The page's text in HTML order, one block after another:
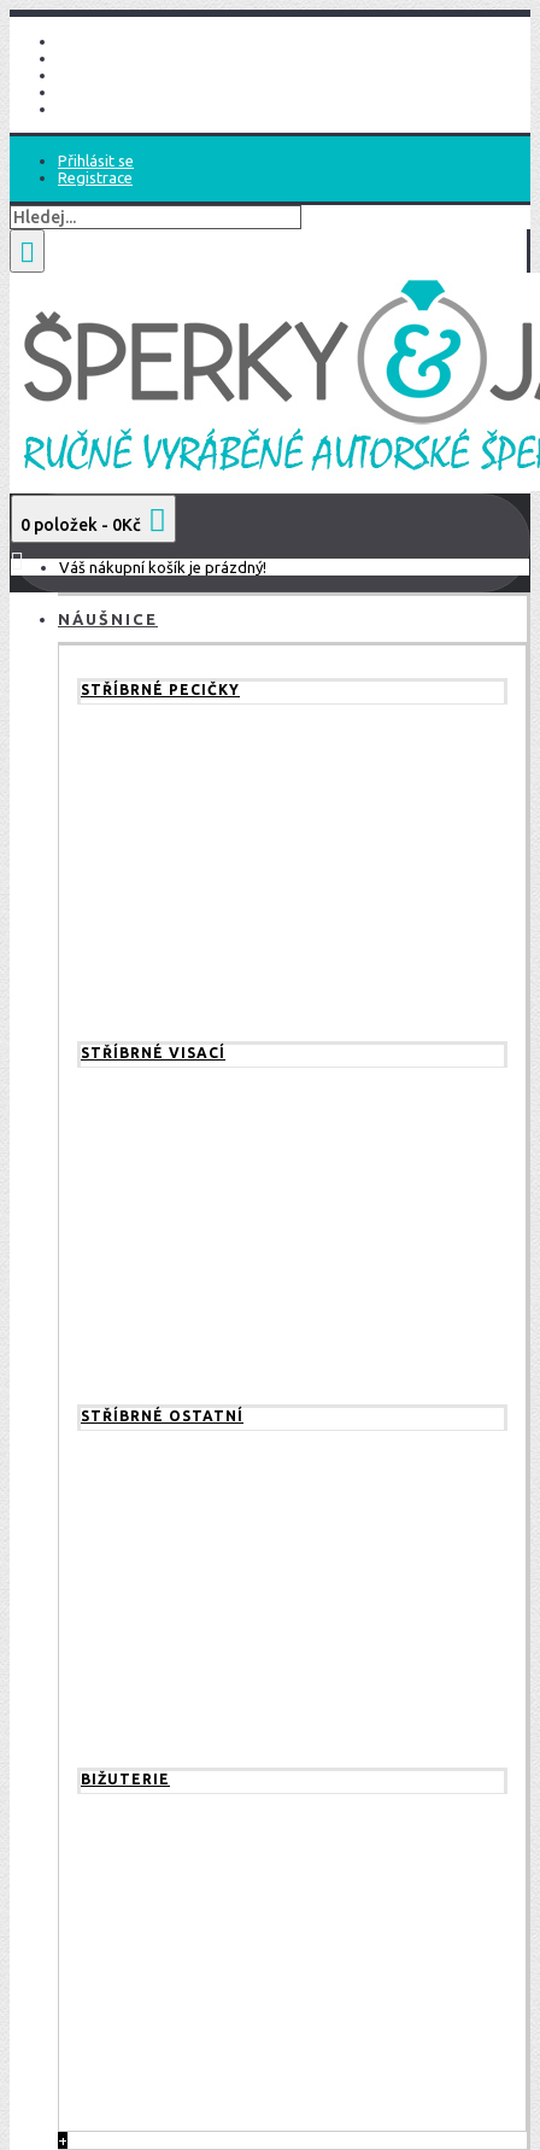
Přihlásit se
Registrace
0 položek - 0Kč
Váš nákupní košík je prázdný!
NÁUŠNICE
STŘÍBRNÉ PECIČKY
STŘÍBRNÉ VISACÍ
STŘÍBRNÉ OSTATNÍ
BIŽUTERIE
+